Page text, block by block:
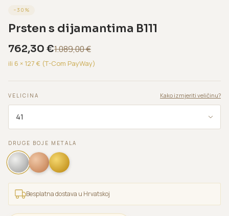
−30 %
Prsten s dijamantima B111
762,30 €1.089,00€
ili 6 × 127 € (T-Com PayWay)
VELICINA Kako izmjeriti veličinu?
DRUGE BOJE METALA
Besplatna dostava u Hrvatskoj